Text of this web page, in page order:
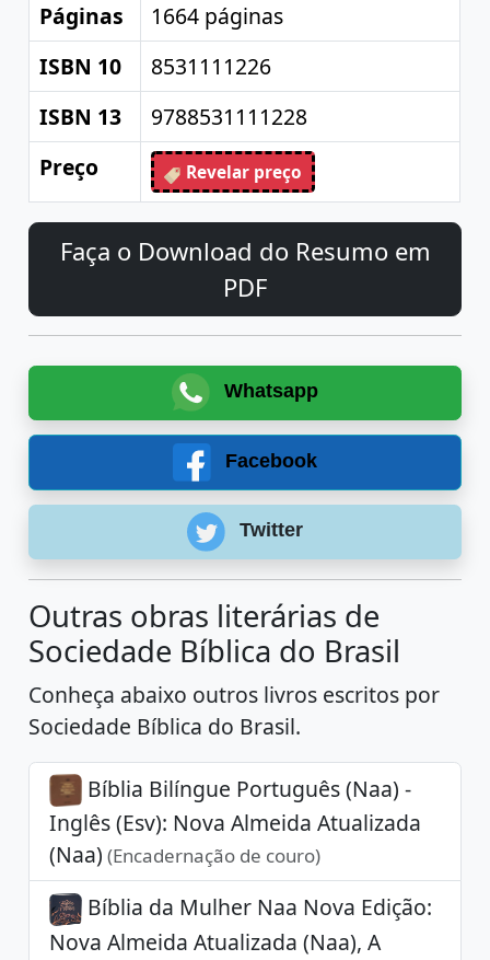
Páginas
1664 páginas
ISBN 10
8531111226
ISBN 13
9788531111228
Preço
Revelar preço
Faça o Download do Resumo em
PDF
Whatsapp
Facebook
Twitter
Outras obras literárias de
Sociedade Bíblica do Brasil
Conheça abaixo outros livros escritos por
Sociedade Bíblica do Brasil.
Bíblia Bilíngue Português (Naa) -
Inglês (Esv): Nova Almeida Atualizada
(Naa) (Encadernação de couro)
Bíblia da Mulher Naa Nova Edição:
Nova Almeida Atualizada (Naa), A